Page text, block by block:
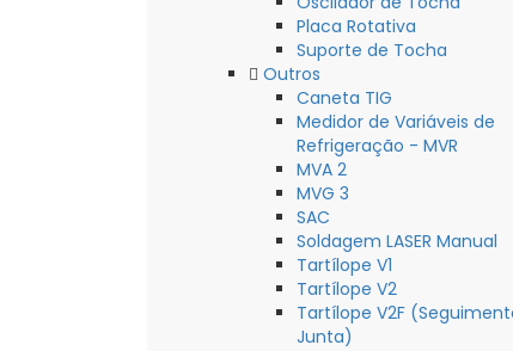
Placa Rotativa
Suporte de Tocha
Outros
Caneta TIG
Medidor de Variáveis de
Refrigeração - MVR
MVA 2
MVG 3
SAC
Soldagem LASER Manual
Tartílope V1
Tartílope V2
Tartílope V2F
Junta)